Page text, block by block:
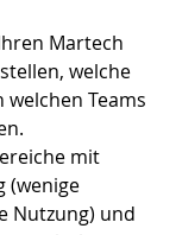
Martech
welche
welchen Teams
mit
(wenige
Nutzung) und